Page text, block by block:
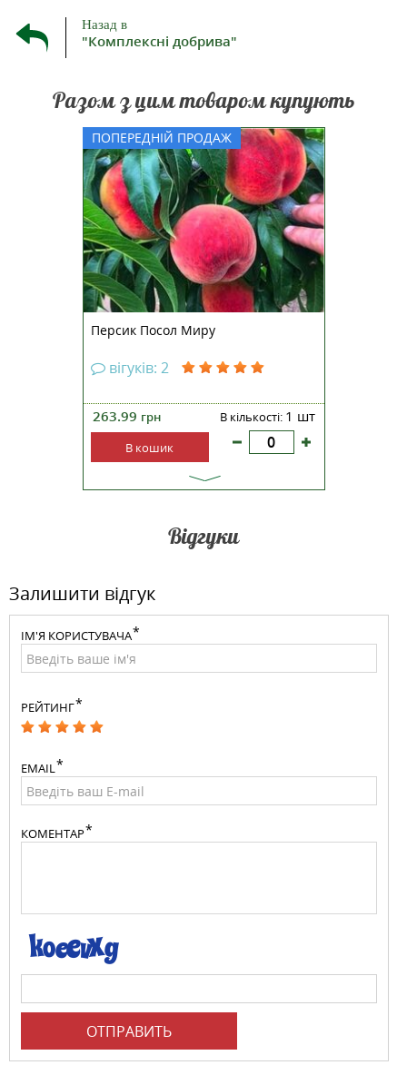
Назад в
"Комплексні добрива"
Разом з цим товаром купують
ПОПЕРЕДНІЙ ПРОДАЖ
Саджанець віком 1,5 роки,
висотою 1,6 м. Персик Посол
Миру - сорт середньопізнього
терміну дозрівання, плоди
починають дозрівати з другої
декади серпня. Дерево
середнньоросле, крона розлога,
середньої густоти, виростає до
3,5 м...
Персик Посол Миру
вігуків: 2
263.99 грн В кількості: 1 шт
В кошик
Відгуки
Залишити відгук
ІМ'Я КОРИСТУВАЧА
РЕЙТИНГ
EMAIL
КОМЕНТАР
ОТПРАВИТЬ